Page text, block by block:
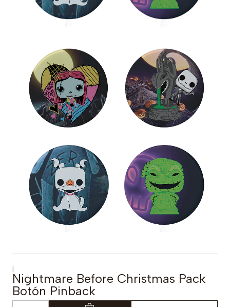
|
Nightmare Before Christmas Pack
Botón Pinback